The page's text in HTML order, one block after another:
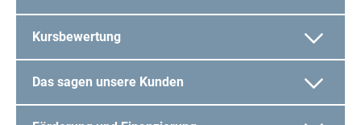
Kursbewertung
Das sagen unsere Kunden